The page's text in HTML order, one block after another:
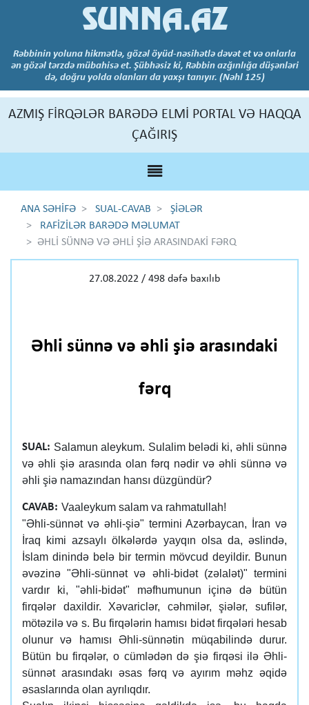
SUNNA.AZ
Rəbbinin yoluna hikmətlə, gözəl öyüd-nəsihətlə dəvət et və onlarla
ən gözəl tərzdə mübahisə et. Şübhəsiz ki, Rəbbin azğınlığa düşənləri
də, doğru yolda olanları da yaxşı tanıyır. (Nəhl 125)
AZMIŞ FİRQƏLƏR BARƏDƏ ELMİ PORTAL VƏ HAQQA
ÇAĞIRIŞ
ANA SƏHİFƏ SUAL-CAVAB
ŞİƏLƏR
RAFİZİLƏR BARƏDƏ MƏLUMAT
ƏHLİ SÜNNƏ VƏ ƏHLİ ŞİƏ ARASINDAKİ FƏRQ
Əhli sünnə və əhli şiə arasındaki
fərq
27.08.2022 / 498 dəfə baxılıb
SUAL: Salamun aleykum. Sulalim belədi ki, əhli sünnə
və əhli şiə arasında olan fərq nədir və əhli sünnə və
əhli şiə namazından hansı düzgündür?
CAVAB: Vaaleykum salam va rahmatullah!
"Əhli-sünnət və əhli-şiə" termini Azərbaycan, İran və
İraq kimi azsaylı ölkələrdə yayqın olsa da, əslində,
İslam dinində belə bir termin mövcud deyildir. Bunun
əvəzinə "Əhli-sünnət və əhli-bidət (zəlalət)" termini
vardır ki, "əhli-bidət" məfhumunun içinə də bütün
firqələr daxildir. Xəvariclər, cəhmilər, şiələr, sufilər,
mötəzilə və s. Bu firqələrin hamısı bidət firqələri hesab
olunur və hamısı Əhli-sünnətin müqabilində durur.
Bütün bu firqələr, o cümlədən də şiə firqəsi ilə Əhli-
sünnət arasındakı əsas fərq və ayırım məhz əqidə
əsaslarında olan ayrılıqdır.